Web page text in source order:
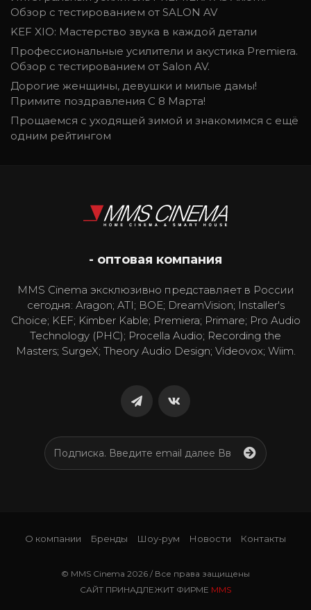
Обзор с тестированием от SALON AV
KEF XIO: Мастерство звука в каждой детали
Профессиональные усилители и акустика Premiera.
Обзор с тестированием от Salon AV.
Дорогие женщины, девушки и милые дамы!
Примите поздравления С 8 Марта!
Прощаемся с уходящей зимой и знакомимся с ещё
одним рейтингом
- оптовая компания
MMS Cinema эксклюзивно представляет в России
сегодня: Aragon; ATI; BOE; DreamVision; Installer's
Choice; KEF; Kimber Kable; Premiera; Primare; Pro Audio
Technology (PHC); Procella Audio; Recording the
Masters; SurgeX; Theory Audio Design; Videovox; Wiim.
О компании Бренды Шоу-рум Новости Контакты
© MMS Cinema 2026 / Все права защищены
САЙТ ПРИНАДЛЕЖИТ ФИРМЕ MMS